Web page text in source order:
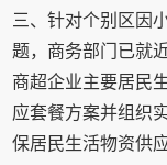
三、针对个别区因
题，商务部门已就
商超企业主要居民
应套餐方案并组织
保居民生活物资供